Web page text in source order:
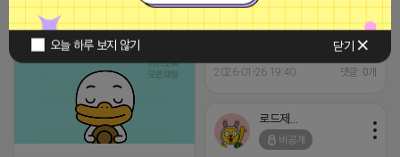
오늘 하루 보지 않기 닫기
2026-01-26 19:40 댓글: 0개
티비 보는 라이언
비공개
비공개